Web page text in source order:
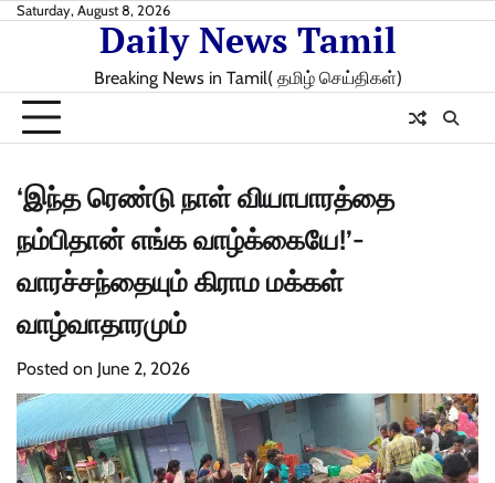
SkipSaturday, August 8, 2026
Daily News Tamil
Breaking News in Tamil( தமிழ் செய்திகள்)
‘இந்த ரெண்டு நாள் வியாபாரத்தை
நம்பிதான் எங்க வாழ்க்கையே!’-
வாரச்சந்தையும் கிராம மக்கள்
வாழ்வாதாரமும்
Posted on June 2, 2026